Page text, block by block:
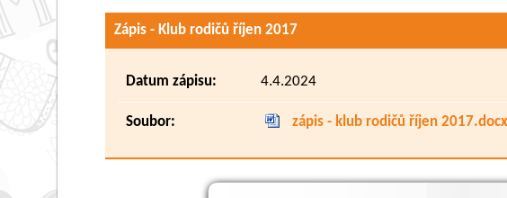
Zápis - Klub rodičů říjen 2017
Datum zápisu: 4.4.2024
Soubor: zápis - klub rodičů říjen 2017.docx